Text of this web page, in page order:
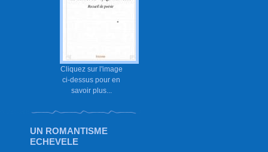
Cliquez sur l'image
ci-dessus pour en
savoir plus...
UN ROMANTISME
ECHEVELE